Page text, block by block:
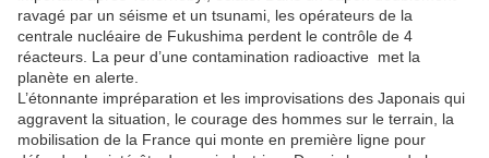
ravagé par un séisme et un tsunami, les opérateurs de la
centrale nucléaire de Fukushima perdent le contrôle de 4
réacteurs. La peur d’une contamination radioactive met la
planète en alerte.
L’étonnante impréparation et les improvisations des Japonais qui
aggravent la situation, le courage des hommes sur le terrain, la
mobilisation de la France qui monte en première ligne pour